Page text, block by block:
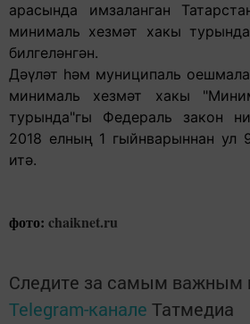
арасында имзаланган
минималь хезмәт хакы
билгеләнгән.
Дәүләт һәм муниципаль
минималь хезмәт хакы
турында"гы Федераль закон
2018 елның 1 гыйнварыннан ул
итә.
фото: chaiknet.ru
Следите за самым важным
Telegram-канале Татмедиа